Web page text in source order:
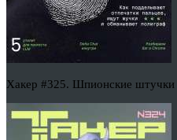
Хакер #325. Шпионские штучки